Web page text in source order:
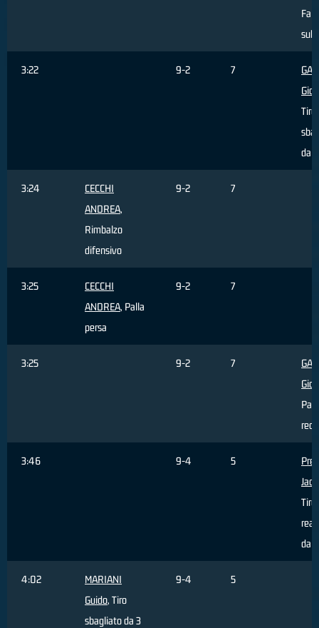
3:22 9-2 7
Tiro
3:24
CECCHI
ANDREA,
Rimbalzo
difensivo
9-2 7
3:25
CECCHI
ANDREA, Palla
persa
9-2 7
3:25 9-2 7
3:46 9-4 5
Tiro
4:02
MARIANI
Guido, Tiro
sbagliato da 3
9-4 5